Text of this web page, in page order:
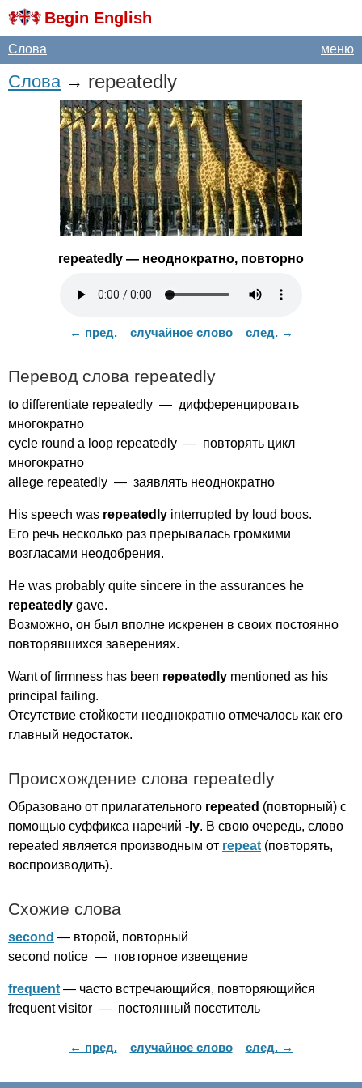
Begin English
меню
Слова
Слова→ repeatedly
repeatedly — неоднократно, повторно
← пред. случайное слово след. →
Перевод слова repeatedly
to differentiate repeatedly — дифференцировать
многократно
cycle round a loop repeatedly — повторять цикл
многократно
allege repeatedly — заявлять неоднократно
His speech was repeatedly interrupted by loud boos.
Его речь несколько раз прерывалась громкими
возгласами неодобрения.
He was probably quite sincere in the assurances he
repeatedly gave.
Возможно, он был вполне искренен в своих постоянно
повторявшихся заверениях.
Want of firmness has been repeatedly mentioned as his
principal failing.
Отсутствие стойкости неоднократно отмечалось как его
главный недостаток.
Происхождение слова repeatedly
Образовано от прилагательного repeated (повторный) с
помощью суффикса наречий - ly. В свою очередь, слово
repeated является производным от repeat (повторять,
воспроизводить).
Схожие слова
second — второй, повторный
second notice — повторное извещение
frequent — часто встречающийся, повторяющийся
frequent visitor — постоянный посетитель
← пред. случайное слово след. →